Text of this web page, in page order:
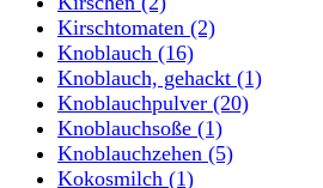
Kirschtomaten (2)
Knoblauch (16)
Knoblauch, gehackt (1)
Knoblauchpulver (20)
Knoblauchsoße (1)
Knoblauchzehen (5)
Kokosmilch (1)